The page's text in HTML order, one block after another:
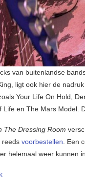
van buitenlandse
ligt ook hier de
Your Life On Hold,
Life en The Mars Model.
The Dressing Room
reeds voorbestellen . Een
helemaal weer kunnen